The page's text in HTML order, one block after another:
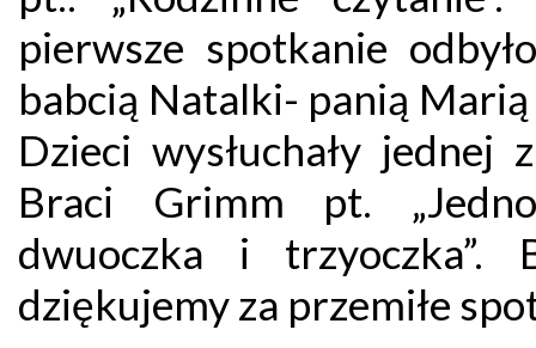
pierwsze spotkanie
babcią Natalki- panią
Dzieci wysłuchały jednej
Braci Grimm pt.
dwuoczka i trzyoczka”.
dziękujemy za przemiłe